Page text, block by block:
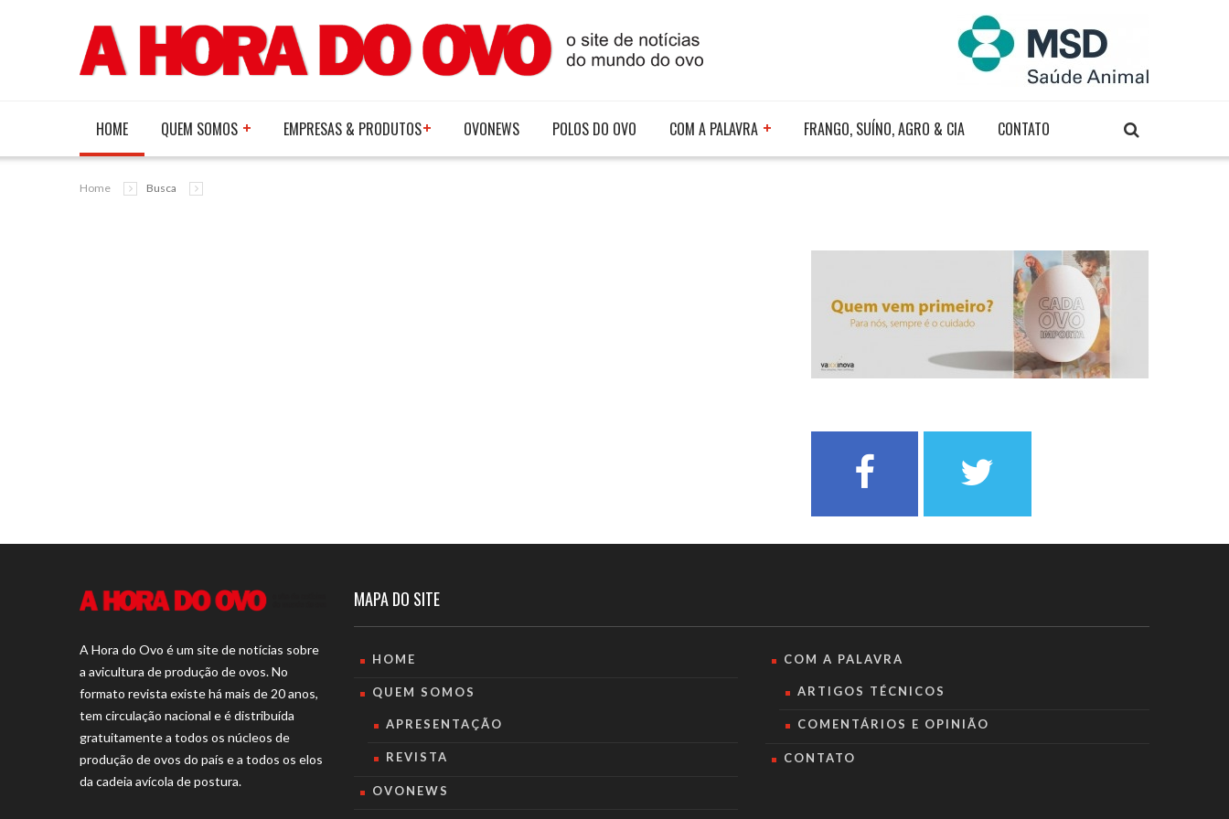
HOME QUEM SOMOS EMPRESAS & PRODUTOS OVONEWS POLOS DO OVO COM A PALAVRA FRANGO, SUÍNO, AGRO & CIA CONTATO
Home Busca
A Hora do Ovo é um site de notícias sobre
a avicultura de produção de ovos. No
formato revista existe há mais de 20 anos,
tem circulação nacional e é distribuída
gratuitamente a todos os núcleos de
produção de ovos do país e a todos os elos
da cadeia avícola de postura.
MAPA DO SITE
HOME
QUEM SOMOS
APRESENTAÇÃO
REVISTA
OVONEWS
COM A PALAVRA
ARTIGOS TÉCNICOS
COMENTÁRIOS E OPINIÃO
CONTATO